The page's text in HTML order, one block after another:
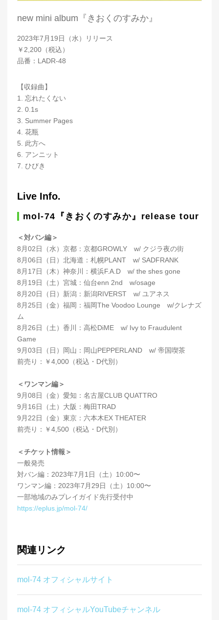
new mini album『きおくのすみか』
2023年7月19日（水）リリース
￥2,200（税込）
品番：LADR-48
【収録曲】
1. 忘れたくない
2. 0.1s
3. Summer Pages
4. 花瓶
5. 此方へ
6. アンニット
7. ひびき
Live Info.
mol-74『きおくのすみか』release tour
＜対バン編＞
8月02日（水）京都：京都GROWLY w/ クジラ夜の街
8月06日（日）北海道：札幌PLANT w/ SADFRANK
8月17日（木）神奈川：横浜F.A.D w/ the shes gone
8月19日（土）宮城：仙台enn 2nd w/osage
8月20日（日）新潟：新潟RIVERST w/ ユアネス
8月25日（金）福岡：福岡The Voodoo Lounge w/クレナズ
ム
8月26日（土）香川：高松DiME w/ Ivy to Fraudulent
Game
9月03日（日）岡山：岡山PEPPERLAND w/ 帝国喫茶
前売り：￥4,000（税込・D代別）
＜ワンマン編＞
9月08日（金）愛知：名古屋CLUB QUATTRO
9月16日（土）大阪：梅田TRAD
9月22日（金）東京：六本木EX THEATER
前売り：￥4,500（税込・D代別）
＜チケット情報＞
一般発売
対バン編：2023年7月1日（土）10:00〜
ワンマン編：2023年7月29日（土）10:00〜
一部地域のみプレイガイド先行受付中
https://eplus.jp/mol-74/
関連リンク
mol-74 オフィシャルサイト
mol-74 オフィシャルYouTubeチャンネル